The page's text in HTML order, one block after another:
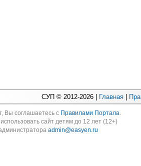
СУП © 2012-2026 | Главная
Вы соглашаетесь с Правилами Портала.
сайт детям до 12 лет (12+)
admin@easyen.ru